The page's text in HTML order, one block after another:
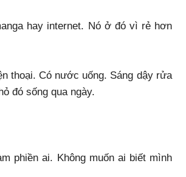
hay internet. Nó ở đó vì rẻ hơn
thoại. Có nước uống. Sáng dậy rửa
đó sống qua ngày.
phiền ai. Không muốn ai biết mình